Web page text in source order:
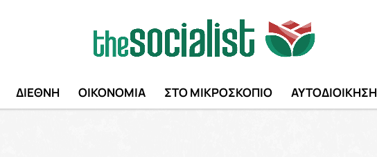
ΔΙΕΘΝΗ ΟΙΚΟΝΟΜΙΑ ΣΤΟ ΜΙΚΡΟΣΚΟΠΙΟ ΑΥΤΟΔΙΟΙΚΗΣΗ